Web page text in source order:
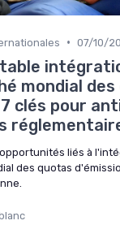
• 07/10/
mondial
clés pour
liés à
des quotas